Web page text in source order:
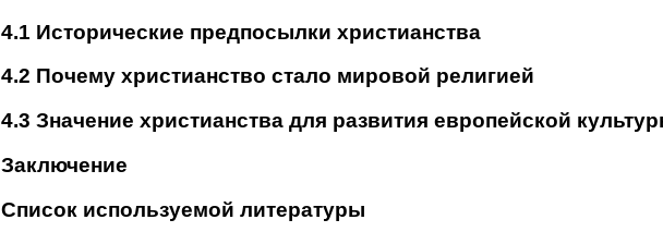
4.1 Исторические предпосылки христианства
4.2 Почему христианство стало мировой религией
4.3 Значение христианства для развития европейской
Заключение
Список используемой литературы